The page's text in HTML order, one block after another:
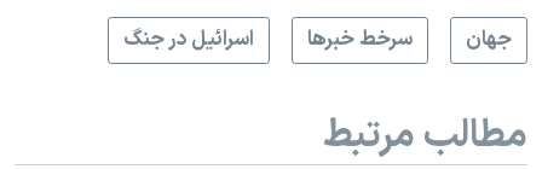
جهان
سرخط خبرها اسرائیل در جنگ
مطالب مرتبط